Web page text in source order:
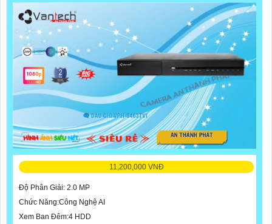
11,200,000 VNĐ
Độ Phân Giải: 2.0 MP
Chức Năng:Công Nghệ AI
Xem Ban Đêm:4 HDD